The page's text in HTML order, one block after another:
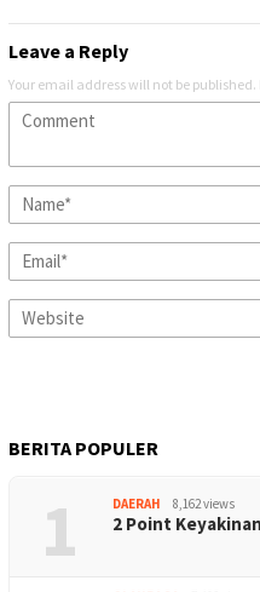
Leave a Reply
Your email address will not be published.
BERITA POPULER
1 DAERAH 8,162 views
2 Point